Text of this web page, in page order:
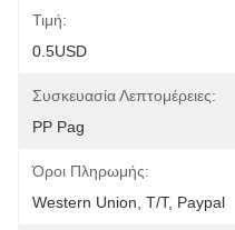
Τιμή:
0.5USD
Συσκευασία Λεπτομέρειες:
PP Pag
Όροι Πληρωμής:
Western Union, T/T, Paypal